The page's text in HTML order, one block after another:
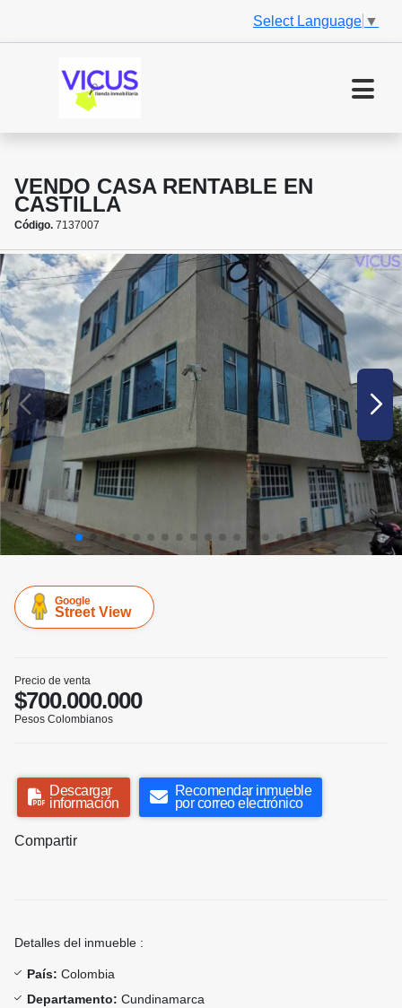
Select Language ▼
VENDO CASA RENTABLE EN
CASTILLA
Código. 7137007
Google
Street View
Precio de venta
$700.000.000
Pesos Colombianos
Descargar
información
Recomendar inmueble
por correo electrónico
Compartir
Detalles del inmueble :
País: Colombia
Departamento: Cundinamarca